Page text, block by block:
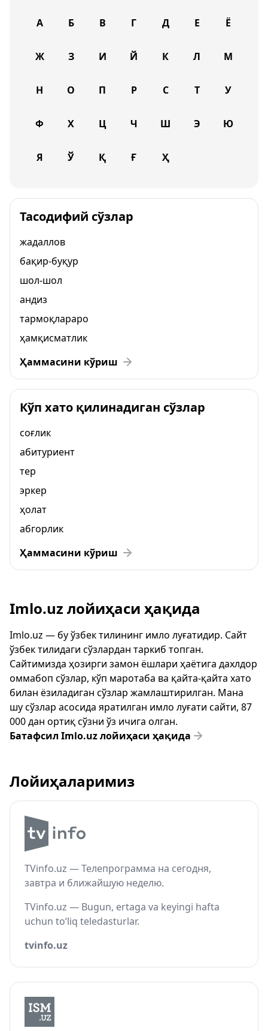
А Б В Г Д Е Ё
Ж З И Й К Л М
Н О П Р С Т У
Ф Х Ц Ч Ш Э Ю
Я Ў Қ Ғ Ҳ
Тасодифий сўзлар
жадаллов
бақир-буқур
шол-шол
андиз
тармоқлараро
ҳамқисматлик
Ҳаммасини кўриш
Кўп хато қилинадиган сўзлар
соғлик
абитуриент
тер
эркер
ҳолат
абгорлик
Ҳаммасини кўриш
Imlo.uz лойиҳаси ҳақида
Imlo.uz — бу ўзбек тилининг имло луғатидир. Сайт
ўзбек тилидаги сўзлардан таркиб топган.
Сайтимизда ҳозирги замон ёшлари ҳаётига дахлдор
оммабоп сўзлар, кўп маротаба ва қайта-қайта хато
билан ёзиладиган сўзлар жамлаштирилган. Мана
шу сўзлар асосида яратилган имло луғати сайти, 87
000 дан ортиқ сўзни ўз ичига олган.
Батафсил Imlo.uz лойиҳаси ҳақида
Лойиҳаларимиз
TVinfo.uz — Телепрограмма на сегодня,
завтра и ближайшую неделю.
TVinfo.uz — Bugun, ertaga va keyingi hafta
uchun to‘liq teledasturlar.
tvinfo.uz